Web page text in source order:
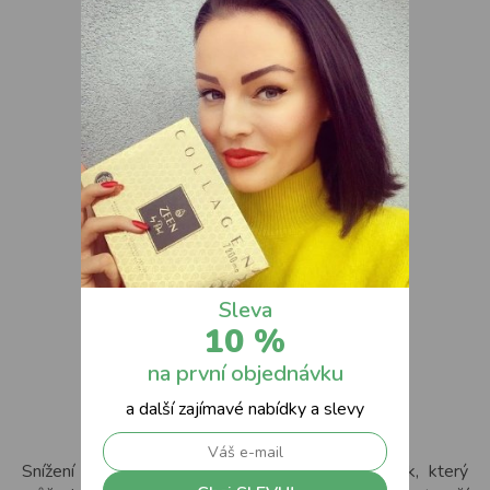
Snížení plastového odpadu v domácnosti je krok, který
Sleva
10 %
na první objednávku
a další zajímavé nabídky a slevy